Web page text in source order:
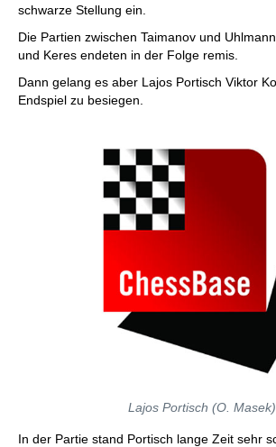
schwarze Stellung ein.
Die Partien zwischen Taimanov und
und Keres endeten in der Folge remis.
Dann gelang es aber Lajos Portisch Viktor
Endspiel zu besiegen.
Lajos Portisch (O. Masek)
In der Partie stand Portisch lange Zeit sehr